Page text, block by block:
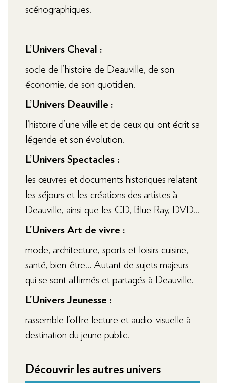
scénographiques.
L’Univers Cheval :
socle de l’histoire de Deauville, de son
économie, de son quotidien.
L’Univers Deauville :
l’histoire d’une ville et de ceux qui ont écrit sa
légende et son évolution.
L’Univers Spectacles :
les œuvres et documents historiques relatant
les séjours et les créations des artistes à
Deauville, ainsi que les CD, Blue Ray, DVD...
L’Univers Art de vivre :
mode, architecture, sports et loisirs cuisine,
santé, bien-être… Autant de sujets majeurs
qui se sont affirmés et partagés à Deauville.
L’Univers Jeunesse :
rassemble l’offre lecture et audio-visuelle à
destination du jeune public.
Découvrir les autres univers